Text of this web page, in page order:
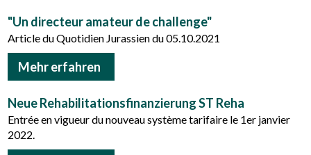
"Un directeur amateur de challenge"
Article du Quotidien Jurassien du 05.10.2021
Mehr erfahren
Neue Rehabilitationsfinanzierung ST Reha
Entrée en vigueur du nouveau système tarifaire le 1er janvier
2022.